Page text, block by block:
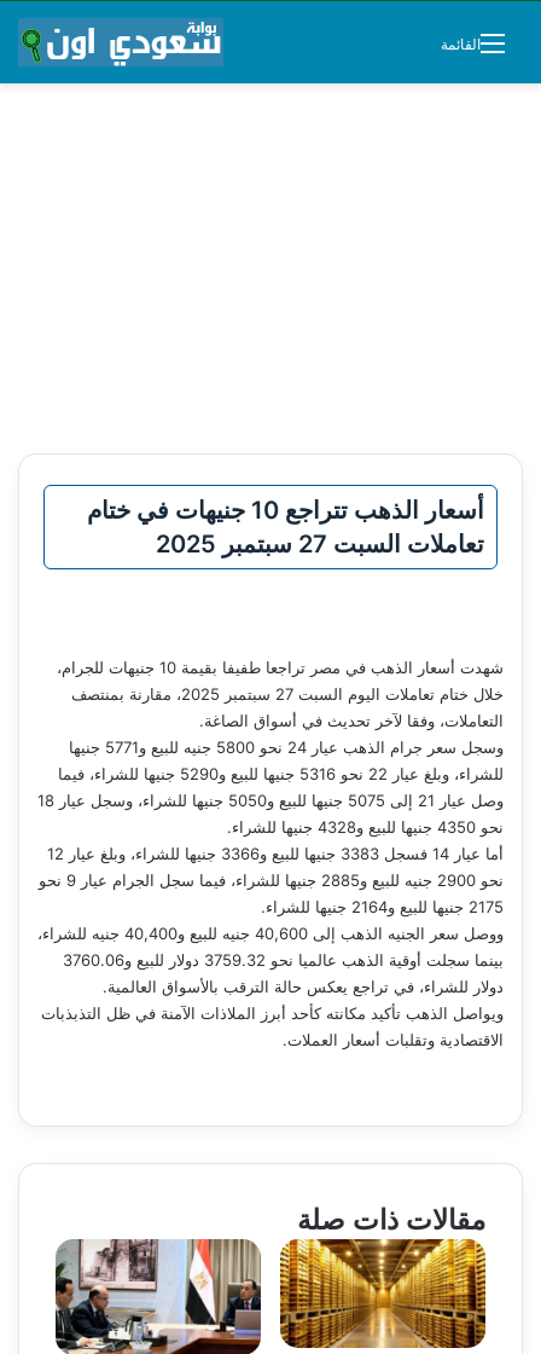
القائمة
أسعار الذهب تتراجع 10 جنيهات في ختام
تعاملات السبت 27 سبتمبر 2025
شهدت أسعار الذهب في مصر تراجعا طفيفا بقيمة 10 جنيهات للجرام،
خلال ختام تعاملات اليوم السبت 27 سبتمبر 2025، مقارنة بمنتصف
التعاملات، وفقا لآخر تحديث في أسواق الصاغة.
وسجل سعر جرام الذهب عيار 24 نحو 5800 جنيه للبيع و5771 جنيها
للشراء، وبلغ عيار 22 نحو 5316 جنيها للبيع و5290 جنيها للشراء، فيما
وصل عيار 21 إلى 5075 جنيها للبيع و5050 جنيها للشراء، وسجل عيار 18
نحو 4350 جنيها للبيع و4328 جنيها للشراء.
أما عيار 14 فسجل 3383 جنيها للبيع و3366 جنيها للشراء، وبلغ عيار 12
نحو 2900 جنيه للبيع و2885 جنيها للشراء، فيما سجل الجرام عيار 9 نحو
2175 جنيها للبيع و2164 جنيها للشراء.
ووصل سعر الجنيه الذهب إلى 40,600 جنيه للبيع و40,400 جنيه للشراء،
بينما سجلت أوقية الذهب عالميا نحو 3759.32 دولار للبيع و3760.06
دولار للشراء، في تراجع يعكس حالة الترقب بالأسواق العالمية.
ويواصل الذهب تأكيد مكانته كأحد أبرز الملاذات الآمنة في ظل التذبذبات
الاقتصادية وتقلبات أسعار العملات.
مقالات ذات صلة